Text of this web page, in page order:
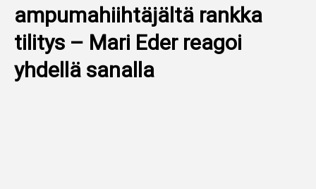
AMPUMAHIIHTO
YLEISURHEILU
ampumahiihtäjältä rankka
tilitys – Mari Eder reagoi
yhdellä sanalla